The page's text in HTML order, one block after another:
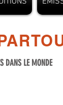
DANS LE MONDE